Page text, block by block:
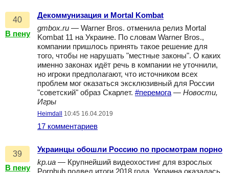
40
В пену
Декоммунизация и Mortal Kombat
gmbox.ru — Warner Bros. отменила релиз Mortal
Kombat 11 на Украине. По словам Warner Bros.,
компании пришлось принять такое решение для
того, чтобы не нарушать "местные законы". О каких
именно законах идёт речь в компании не уточнили,
но игроки предполагают, что источником всех
проблем мог оказаться эксклюзивный для России
"советский" образ Скарлет. #перемога — Новости,
Игры
Heimdall 10:45 16.04.2019
17 комментариев
39
В пену
Украинцы обошли Россию по просмотрам порно
kp.ua — Крупнейший видеохостинг для взрослых